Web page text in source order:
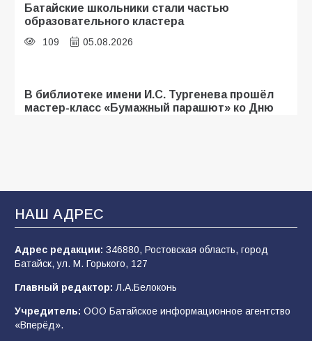
Батайские школьники стали частью
образовательного кластера
109 05.08.2026
В библиотеке имени И.С. Тургенева прошёл
мастер-класс «Бумажный парашют» ко Дню
«Мобилизация или набор?» Что на самом
деле происходит в армии России в августе
2026 года
В Батайске продолжаются дорожные работы
99 04.08.2026
НАШ АДРЕС
Адрес редакции: 346880, Ростовская область, город
Батайск, ул. М. Горького, 127
Главный редактор: Л.А.Белоконь
Учредитель: ООО Батайское информационное агентство
«Вперёд».